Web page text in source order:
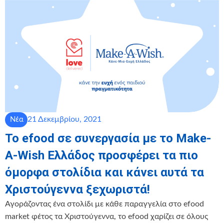
Νέα 21 Δεκεμβρίου, 2021
Το efood σε συνεργασία με το Make-
A-Wish Ελλάδος προσφέρει τα πιο
όμορφα στολίδια και κάνει αυτά τα
Χριστούγεννα ξεχωριστά!
Αγοράζοντας ένα στολίδι με κάθε παραγγελία στο efood
market φέτος τα Χριστούγεννα, το efood χαρίζει σε όλους